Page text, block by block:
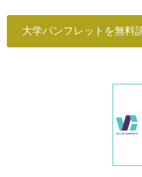
大学パンフレットを無料